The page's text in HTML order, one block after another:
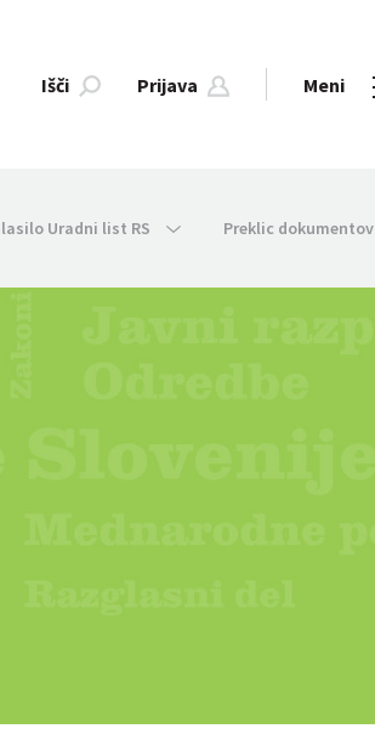
Išči Prijava Meni
Uradni list RS Preklic dokumentov